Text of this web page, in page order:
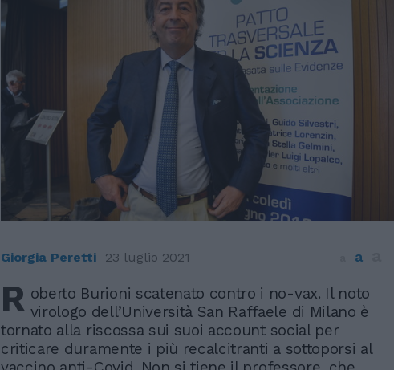
Giorgia Peretti 23 luglio 2021 a
R oberto Burioni scatenato contro i no-vax. Il noto
virologo dell’Università San Raffaele di Milano è
tornato alla riscossa sui suoi account social per
criticare duramente i più recalcitranti a sottoporsi al